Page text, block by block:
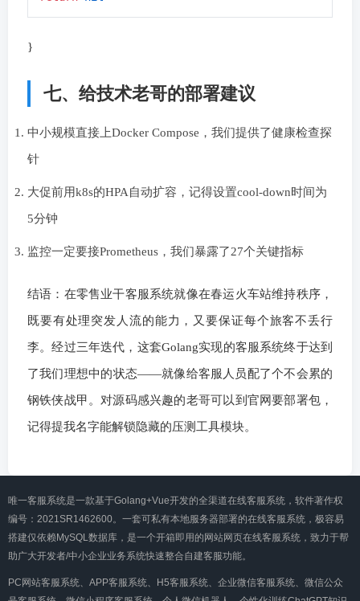
}
七、给技术老哥的部署建议
中小规模直接上Docker Compose，我们提供了健康检查探
针
大促前用k8s的HPA自动扩容，记得设置cool-down时间为
5分钟
监控一定要接Prometheus，我们暴露了27个关键指标
结语：在零售业干客服系统就像在春运火车站维持秩序，
既要有处理突发人流的能力，又要保证每个旅客不丢行
李。经过三年迭代，这套Golang实现的客服系统终于达到
了我们理想中的状态——就像给客服人员配了个不会累的
钢铁侠战甲。对源码感兴趣的老哥可以到官网要部署包，
记得提我名字能解锁隐藏的压测工具模块。
唯一客服系统是一款基于Golang+Vue开发的全渠道在线客服系统，软件著作权
编号：2021SR1462600。一套可私有本地服务器部署的在线客服系统，极容易
搭建仅依赖MySQL数据库，是一个开箱即用的网站网页在线客服系统，致力于帮
助广大开发者/中小企业业务系统快速整合自建客服功能。
PC网站客服系统、APP客服系统、H5客服系统、企业微信客服系统、微信公众